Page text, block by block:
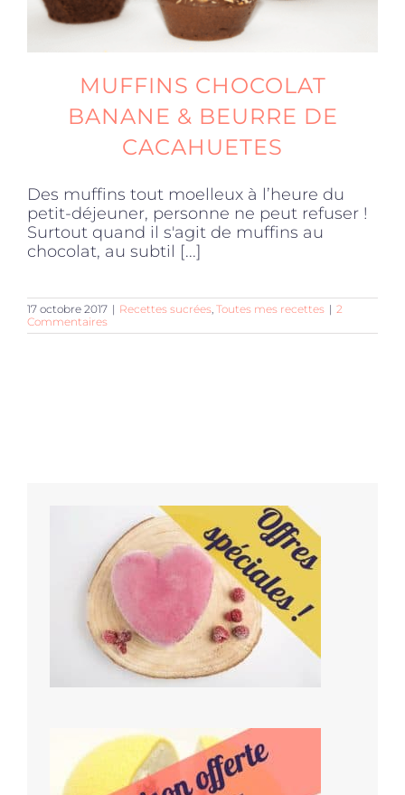
MUFFINS CHOCOLAT
BANANE & BEURRE DE
CACAHUETES
Des muffins tout moelleux à l’heure du
petit-déjeuner, personne ne peut refuser !
Surtout quand il s'agit de muffins au
chocolat, au subtil [...]
17 octobre 2017 | Recettes sucrées, Toutes mes recettes | 2
Commentaires